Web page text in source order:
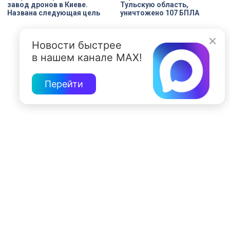
завод дронов в Киеве.
Названа следующая цель
Тульскую область,
уничтожено 107 БПЛА
Новости быстрее
в нашем канале MAX!
Перейти